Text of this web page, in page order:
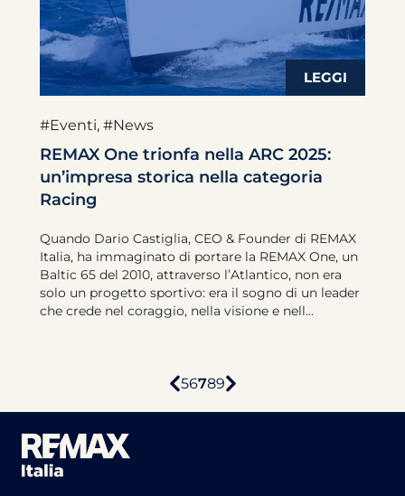
#Eventi, #News
REMAX One trionfa nella ARC 2025:
un’impresa storica nella categoria
Racing
Quando Dario Castiglia, CEO & Founder di REMAX
Italia, ha immaginato di portare la REMAX One, un
Baltic 65 del 2010, attraverso l’Atlantico, non era
solo un progetto sportivo: era il sogno di un leader
che crede nel coraggio, nella visione e nell...
56789